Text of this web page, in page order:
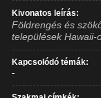
Kivonatos leírás:
Földrengés és
települések Hawaii-
Kapcsolódó témák:
-